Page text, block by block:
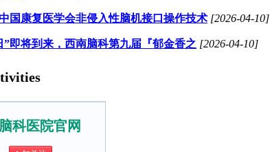
国康复医学会非侵入性脑机接口操作技术 [2026-04-10]
即将到来，西南脑科第九届『郁金香之 [2026-04-10]